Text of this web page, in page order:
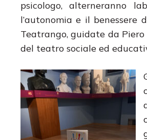
psicologo, alterneranno
l’autonomia e il benessere
Teatrango, guidate da
del teatro sociale ed